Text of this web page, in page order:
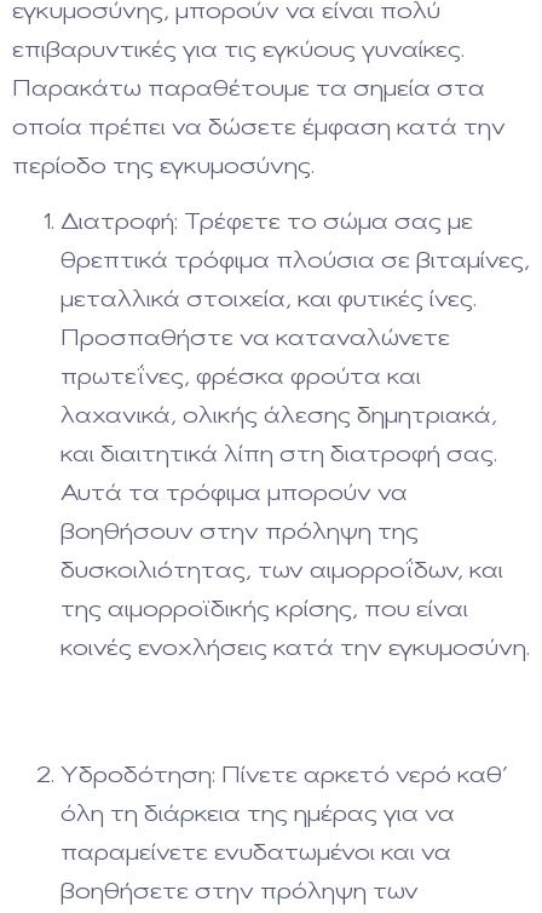
εγκυμοσύνης, μπορούν να είναι πολύ
επιβαρυντικές για τις εγκύους γυναίκες.
Παρακάτω παραθέτουμε τα σημεία στα
οποία πρέπει να δώσετε έμφαση κατά την
περίοδο της εγκυμοσύνης.
Διατροφή: Τρέφετε το σώμα σας με
θρεπτικά τρόφιμα πλούσια σε βιταμίνες,
μεταλλικά στοιχεία, και φυτικές ίνες.
Προσπαθήστε να καταναλώνετε
πρωτεΐνες, φρέσκα φρούτα και
λαχανικά, ολικής άλεσης δημητριακά,
και διαιτητικά λίπη στη διατροφή σας.
Αυτά τα τρόφιμα μπορούν να
βοηθήσουν στην πρόληψη της
δυσκοιλιότητας, των αιμορροΐδων, και
της αιμορροϊδικής κρίσης, που είναι
κοινές ενοχλήσεις κατά την εγκυμοσύνη.
Υδροδότηση: Πίνετε αρκετό νερό καθ’
όλη τη διάρκεια της ημέρας για να
παραμείνετε ενυδατωμένοι και να
βοηθήσετε στην πρόληψη των